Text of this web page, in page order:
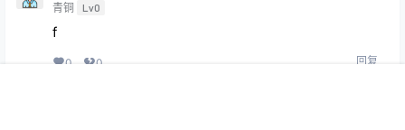
青铜 Lv0
f
0 0 回复